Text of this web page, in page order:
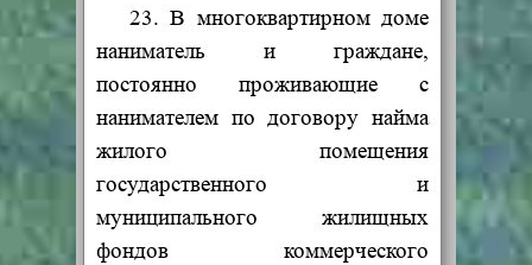
23. В многоквартирном доме
наниматель и граждане,
постоянно проживающие с
нанимателем по договору найма
жилого помещения
государственного и
муниципального жилищных
фондов коммерческого